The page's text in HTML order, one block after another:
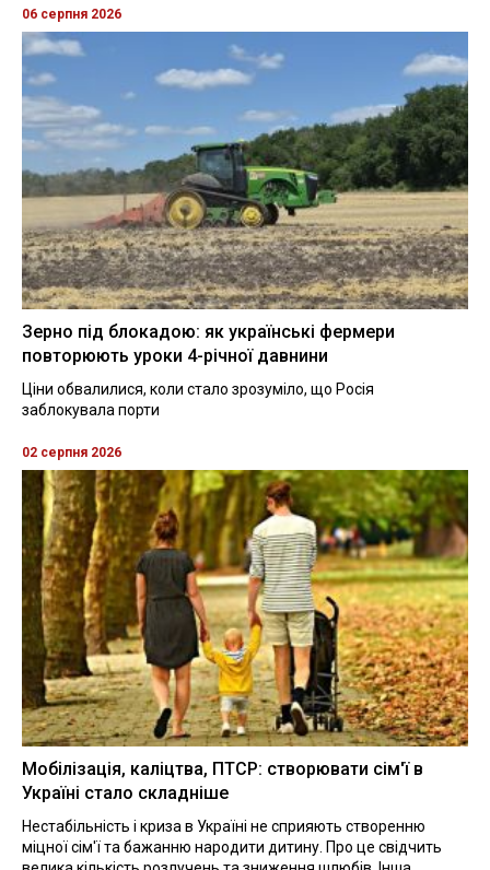
06 серпня 2026
Зерно під блокадою: як українські фермери
повторюють уроки 4-річної давнини
Ціни обвалилися, коли стало зрозуміло, що Росія
заблокувала порти
02 серпня 2026
Мобілізація, каліцтва, ПТСР: створювати сім'ї в
Україні стало складніше
Нестабільність і криза в Україні не сприяють створенню
міцної сім'ї та бажанню народити дитину. Про це свідчить